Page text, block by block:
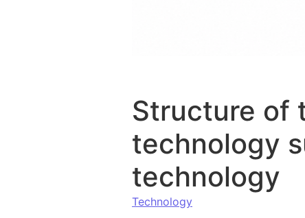
Structure of
technology
technology
Technology